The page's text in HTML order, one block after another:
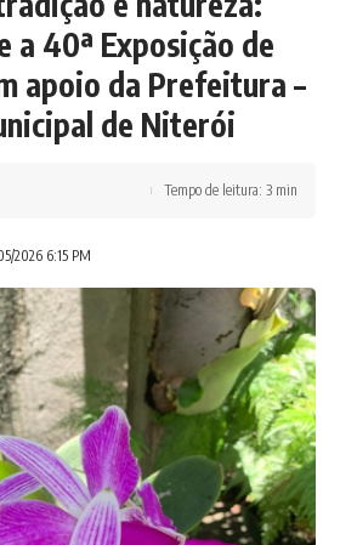
a 40ª Exposição de
apoio da Prefeitura –
de Niterói
2026 6:15 PM
Tempo de leitura: 3 min